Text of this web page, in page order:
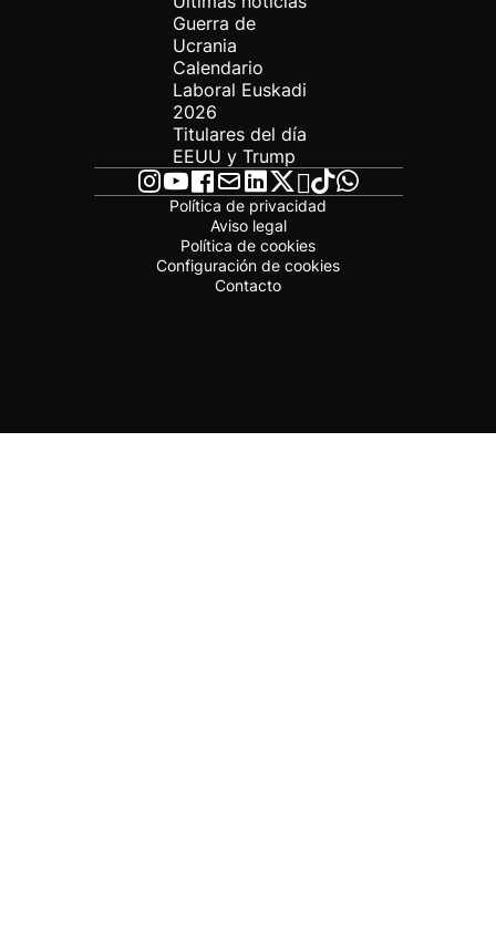
Guerra de
Ucrania
Calendario
Laboral Euskadi
2026
Titulares del día
EEUU y Trump
Política de privacidad
Aviso legal
Política de cookies
Configuración de cookies
Contacto